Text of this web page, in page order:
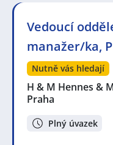
Vedoucí
manažer/ka,
Nutně vás hledají
H & M Hennes &
Praha
Plný úvazek